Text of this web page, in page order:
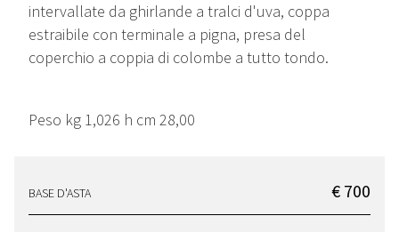
intervallate da ghirlande a tralci d'uva, coppa
estraibile con terminale a pigna, presa del
coperchio a coppia di colombe a tutto tondo.
Peso kg 1,026 h cm 28,00
BASE D'ASTA € 700